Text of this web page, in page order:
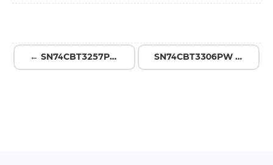
← SN74CBT3257PW SN74CBT3306PW →